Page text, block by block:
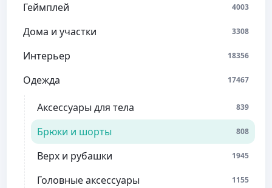
Геймплей 4003
Дома и участки 3308
Интерьер 18356
Одежда 17467
Аксессуары для тела 839
Брюки и шорты 808
Верх и рубашки 1945
Головные аксессуары 1155